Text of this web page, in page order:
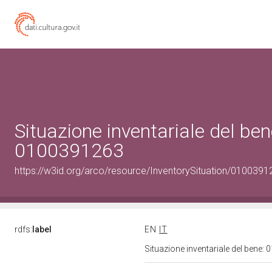
Situazione inventariale del
0100391263
https://w3id.org/arco/resource/InventorySituation/
rdfs: label EN
IT
Situazione inventariale del bene: